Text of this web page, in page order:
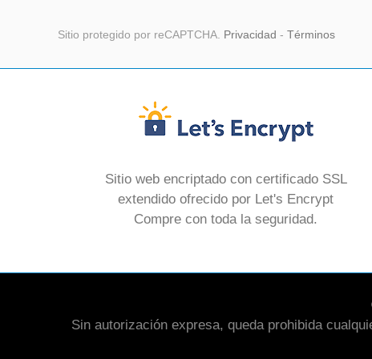
Sitio protegido por reCAPTCHA. Privacidad - Términos
Sitio web encriptado con certificado SSL
extendido ofrecido por Let's Encrypt
Compre con toda la seguridad.
Sin autorización expresa, queda prohibida